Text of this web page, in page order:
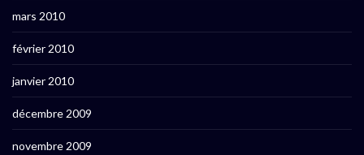
mars 2010
février 2010
janvier 2010
décembre 2009
novembre 2009